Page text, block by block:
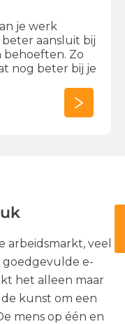
je werk
aansluit bij
behoeften. Zo
nog beter bij je
arbeidsmarkt, veel
goedgevulde e-
het alleen maar
kunst om een
mens op één en